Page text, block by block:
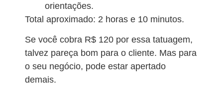
orientações.
Total aproximado: 2 horas e 10 minutos.
Se você cobra R$ 120 por essa tatuagem,
talvez pareça bom para o cliente. Mas para
o seu negócio, pode estar apertado
demais.